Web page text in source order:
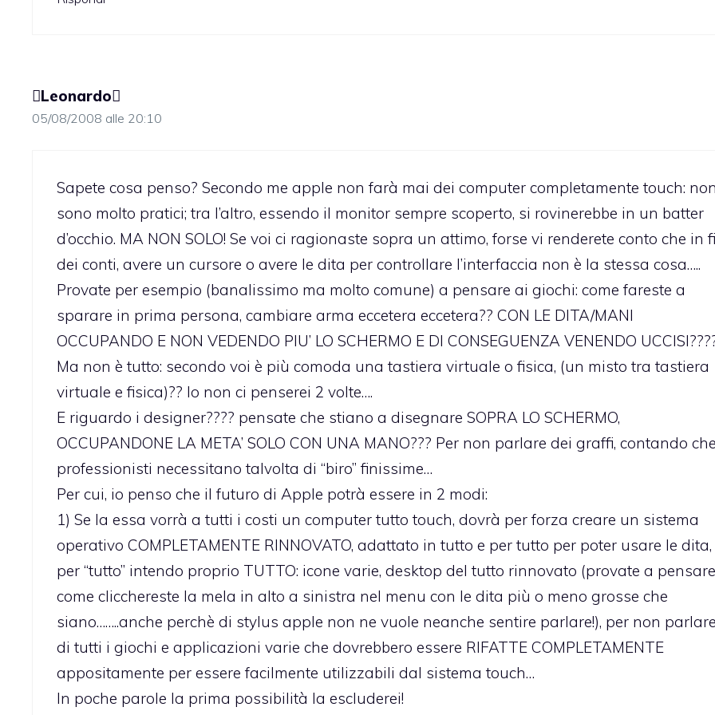
Leonardo
05/08/2008 alle 20:10
Sapete cosa penso? Secondo me apple non farà mai dei computer completamente touch: non
sono molto pratici; tra l’altro, essendo il monitor sempre scoperto, si rovinerebbe in un batter
d’occhio. MA NON SOLO! Se voi ci ragionaste sopra un attimo, forse vi renderete conto che in
dei conti, avere un cursore o avere le dita per controllare l’interfaccia non è la stessa cosa…..
Provate per esempio (banalissimo ma molto comune) a pensare ai giochi: come fareste a
sparare in prima persona, cambiare arma eccetera eccetera?? CON LE DITA/MANI
OCCUPANDO E NON VEDENDO PIU’ LO SCHERMO E DI CONSEGUENZA VENENDO
Ma non è tutto: secondo voi è più comoda una tastiera virtuale o fisica, (un misto tra tastiera
virtuale e fisica)?? Io non ci penserei 2 volte….
E riguardo i designer???? pensate che stiano a disegnare SOPRA LO SCHERMO,
OCCUPANDONE LA META’ SOLO CON UNA MANO??? Per non parlare dei graffi, contando
professionisti necessitano talvolta di “biro” finissime…
Per cui, io penso che il futuro di Apple potrà essere in 2 modi:
1) Se la essa vorrà a tutti i costi un computer tutto touch, dovrà per forza creare un sistema
operativo COMPLETAMENTE RINNOVATO, adattato in tutto e per tutto per poter usare le dita,
per “tutto” intendo proprio TUTTO: icone varie, desktop del tutto rinnovato (provate a pensare
come clicchereste la mela in alto a sinistra nel menu con le dita più o meno grosse che
siano……..anche perchè di stylus apple non ne vuole neanche sentire parlare!), per non parlare
di tutti i giochi e applicazioni varie che dovrebbero essere RIFATTE COMPLETAMENTE
appositamente per essere facilmente utilizzabili dal sistema touch…
In poche parole la prima possibilità la escluderei!